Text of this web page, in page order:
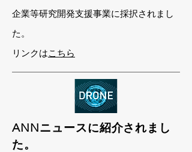
企業等研究開発支援事業に採択されまし
た。
​リンクはこちら
ANNニュースに紹介されまし
た。